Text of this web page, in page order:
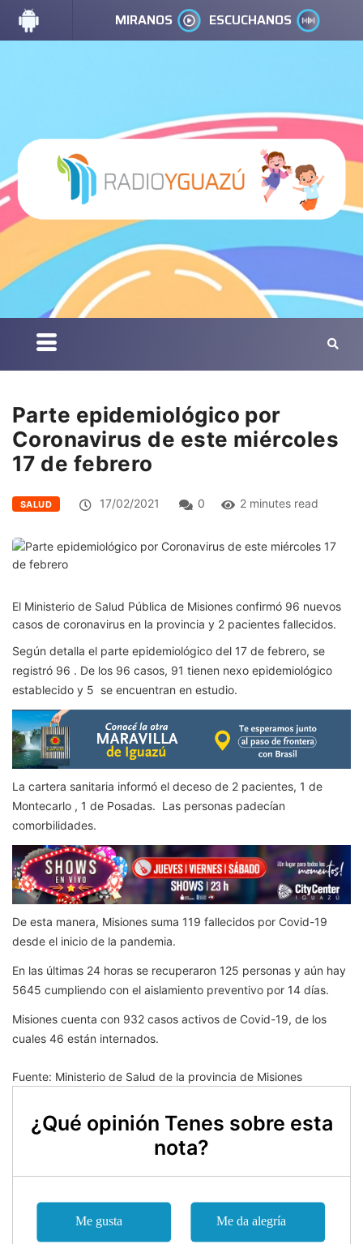
MIRANOS ESCUCHANOS
Parte epidemiológico por
Coronavirus de este miércoles
17 de febrero
SALUD 17/02/2021 0 2 minutes read
El Ministerio de Salud Pública de Misiones confirmó 96 nuevos
casos de coronavirus en la provincia y 2 pacientes fallecidos.
Según detalla el parte epidemiológico del 17 de febrero, se
registró 96 . De los 96 casos, 91 tienen nexo epidemiológico
establecido y 5 se encuentran en estudio.
La cartera sanitaria informó el deceso de 2 pacientes, 1 de
Montecarlo , 1 de Posadas. Las personas padecían
comorbilidades.
De esta manera, Misiones suma 119 fallecidos por Covid-19
desde el inicio de la pandemia.
En las últimas 24 horas se recuperaron 125 personas y aún hay
5645 cumpliendo con el aislamiento preventivo por 14 días.
Misiones cuenta con 932 casos activos de Covid-19, de los
cuales 46 están internados.
Fuente: Ministerio de Salud de la provincia de Misiones
¿Qué opinión Tenes sobre esta
nota?